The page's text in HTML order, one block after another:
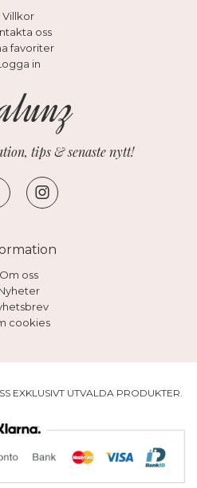
Villkor
oss
favoriter
in
tips & senaste nytt!
Om oss
cookies
EXKLUSIVT UTVALDA PRODUKTER.